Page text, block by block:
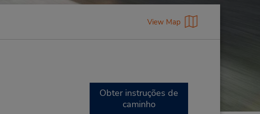
View Map
Obter instruções de
caminho